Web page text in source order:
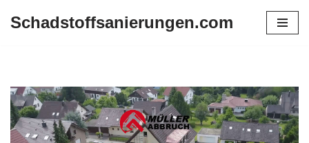
Schadstoffsanierungen.com